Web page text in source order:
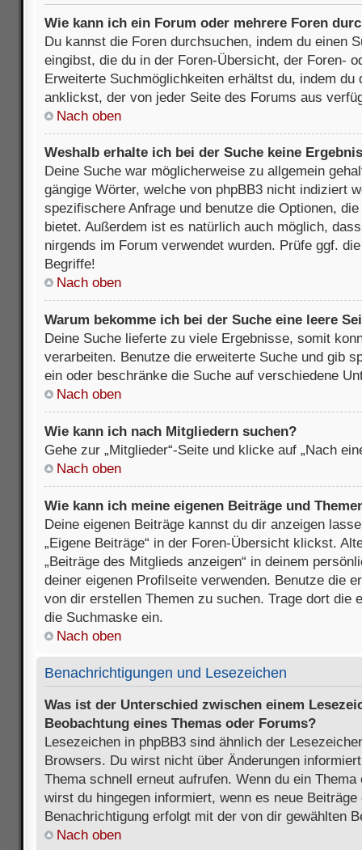
Wie kann ich ein Forum oder mehrere Foren
Du kannst die Foren durchsuchen, indem du einen
eingibst, die du in der Foren-Übersicht, der Foren-
Erweiterte Suchmöglichkeiten erhältst du, indem du
anklickst, der von jeder Seite des Forums aus
Nach oben
Weshalb erhalte ich bei der Suche keine
Deine Suche war möglicherweise zu allgemein
gängige Wörter, welche von phpBB3 nicht indiziert
spezifischere Anfrage und benutze die Optionen,
bietet. Außerdem ist es natürlich auch möglich,
nirgends im Forum verwendet wurden. Prüfe ggf.
Begriffe!
Nach oben
Warum bekomme ich bei der Suche eine leere
Deine Suche lieferte zu viele Ergebnisse, somit
verarbeiten. Benutze die erweiterte Suche und gib
ein oder beschränke die Suche auf verschiedene
Nach oben
Wie kann ich nach Mitgliedern suchen?
Gehe zur „Mitglieder“-Seite und klicke auf „Nach
Nach oben
Wie kann ich meine eigenen Beiträge und
Deine eigenen Beiträge kannst du dir anzeigen
„Eigene Beiträge“ in der Foren-Übersicht klickst.
„Beiträge des Mitglieds anzeigen“ in deinem
deiner eigenen Profilseite verwenden. Benutze die
von dir erstellen Themen zu suchen. Trage dort die
die Suchmaske ein.
Nach oben
Benachrichtigungen und Lesezeichen
Was ist der Unterschied zwischen einem
Beobachtung eines Themas oder Forums?
Lesezeichen in phpBB3 sind ähnlich der
Browsers. Du wirst nicht über Änderungen
Thema schnell erneut aufrufen. Wenn du ein
wirst du hingegen informiert, wenn es neue
Benachrichtigung erfolgt mit der von dir gewählten
Nach oben